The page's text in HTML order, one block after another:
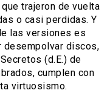
trajeron de vuelta
o casi perdidas. Y
las versiones es
desempolvar discos,
(d.E.) de
cumplen con
virtuosismo.